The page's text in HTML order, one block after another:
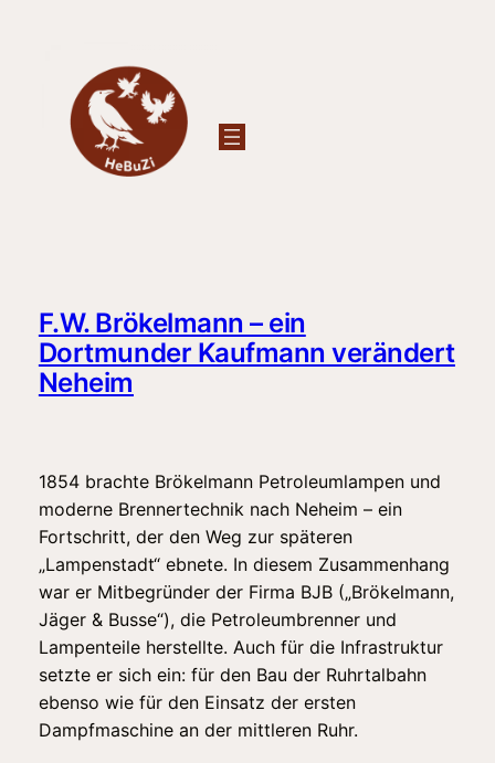
F.W. Brökelmann – ein
Dortmunder Kaufmann verändert
Neheim
1854 brachte Brökelmann Petroleumlampen und
moderne Brennertechnik nach Neheim – ein
Fortschritt, der den Weg zur späteren
„Lampenstadt“ ebnete. In diesem Zusammenhang
war er Mitbegründer der Firma BJB („Brökelmann,
Jäger & Busse“), die Petroleumbrenner und
Lampenteile herstellte. Auch für die Infrastruktur
setzte er sich ein: für den Bau der Ruhrtalbahn
ebenso wie für den Einsatz der ersten
Dampfmaschine an der mittleren Ruhr.